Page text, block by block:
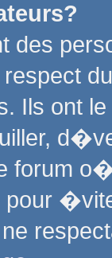
Ils ont
forum